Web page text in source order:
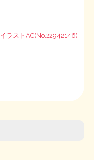
イラストAC(No.22942146)